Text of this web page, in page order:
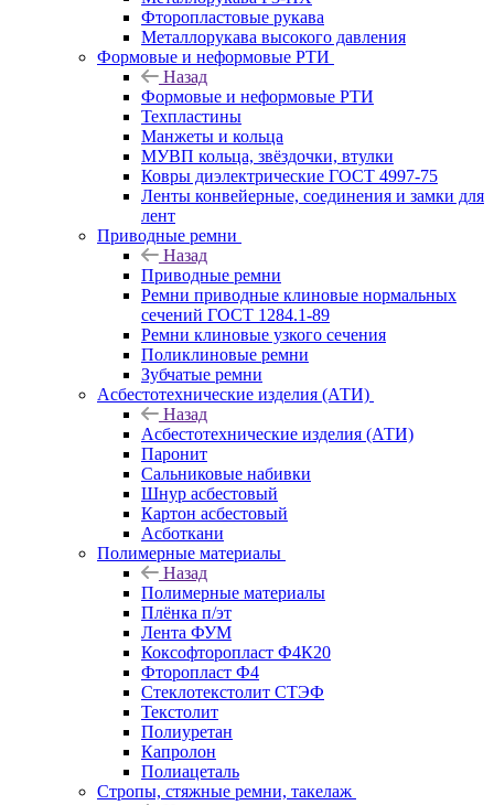
Фторопластовые рукава
Металлорукава высокого давления
Формовые и неформовые РТИ
Назад
Формовые и неформовые РТИ
Техпластины
Манжеты и кольца
МУВП кольца, звёздочки, втулки
Ковры диэлектрические ГОСТ 4997-75
Ленты конвейерные, соединения и замки для
лент
Приводные ремни
Назад
Приводные ремни
Ремни приводные клиновые нормальных
сечений ГОСТ 1284.1-89
Ремни клиновые узкого сечения
Поликлиновые ремни
Зубчатые ремни
Асбестотехнические изделия (АТИ)
Назад
Асбестотехнические изделия (АТИ)
Паронит
Сальниковые набивки
Шнур асбестовый
Картон асбестовый
Асботкани
Полимерные материалы
Назад
Полимерные материалы
Плёнка п/эт
Лента ФУМ
Коксофторопласт Ф4К20
Фторопласт Ф4
Стеклотекстолит СТЭФ
Текстолит
Полиуретан
Капролон
Полиацеталь
Стропы, стяжные ремни, такелаж